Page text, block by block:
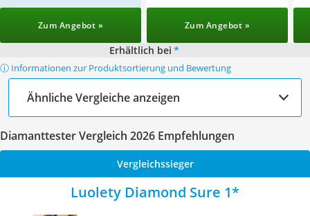
Zum Angebot » Zum Angebot »
Erhältlich bei *
ⓘ Informationen zur Produktsortierung und Bewertung
Ähnliche Vergleiche anzeigen
Diamanttester Vergleich 2026 Empfehlungen
Vergleichssieger
Luolety Diamond Sure 1